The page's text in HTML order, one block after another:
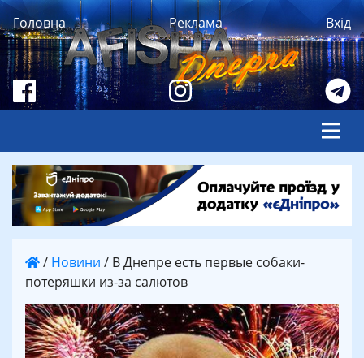
Головна Реклама Вхід
/ Новини / В Днепре есть первые собаки-
потеряшки из-за салютов